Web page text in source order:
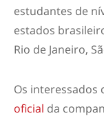
estudantes de
estados
Rio de Janeiro,
Os interessados
oficial da